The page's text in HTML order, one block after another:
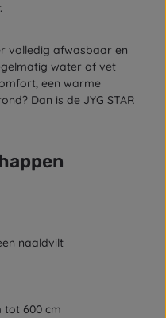
volledig afwasbaar en
water of vet
een warme
Dan is de JYG STAR
naaldvilt
tot 600 cm